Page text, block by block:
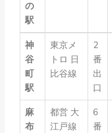
の
駅
神
谷
町
駅
東京メ
トロ 日
比谷線
2
番
出
口
麻
布
都営 大
江戸線
6
番